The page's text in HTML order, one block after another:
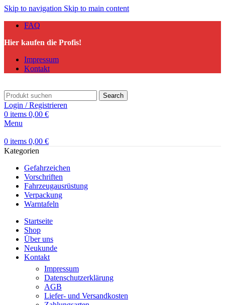
Skip to navigation Skip to main content
FAQ
Hier kaufen die Profis!
Impressum
Kontakt
Search
Login / Registrieren
0 items 0,00 €
Menu
0 items 0,00 €
Kategorien
Gefahrzeichen
Vorschriften
Fahrzeugausrüstung
Verpackung
Warntafeln
Startseite
Shop
Über uns
Neukunde
Kontakt
Impressum
Datenschutzerklärung
AGB
Liefer- und Versandkosten